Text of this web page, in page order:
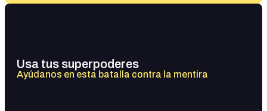
Usa tus superpoderes
Ayúdanos en esta batalla contra la mentira